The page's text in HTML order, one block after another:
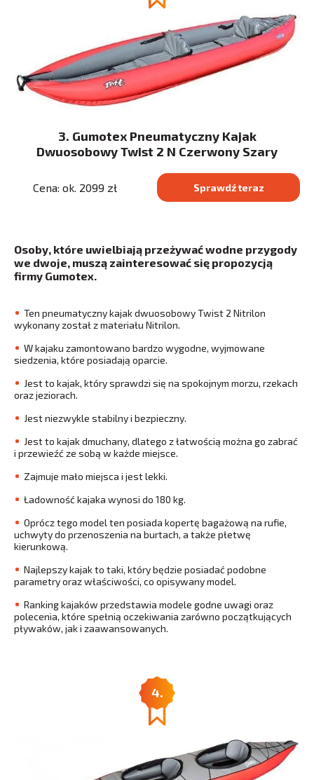
3. Gumotex Pneumatyczny Kajak
Dwuosobowy Twist 2 N Czerwony Szary
Cena: ok. 2099 zł Sprawdź teraz
Osoby, które uwielbiają przeżywać wodne przygody
we dwoje, muszą zainteresować się propozycją
firmy Gumotex.
Ten pneumatyczny kajak dwuosobowy Twist 2 Nitrilon
wykonany został z materiału Nitrilon.
W kajaku zamontowano bardzo wygodne, wyjmowane
siedzenia, które posiadają oparcie.
Jest to kajak, który sprawdzi się na spokojnym morzu, rzekach
oraz jeziorach.
Jest niezwykle stabilny i bezpieczny.
Jest to kajak dmuchany, dlatego z łatwością można go zabrać
i przewieźć ze sobą w każde miejsce.
Zajmuje mało miejsca i jest lekki.
Ładowność kajaka wynosi do 180 kg.
Oprócz tego model ten posiada kopertę bagażową na rufie,
uchwyty do przenoszenia na burtach, a także płetwę
kierunkową.
Najlepszy kajak to taki, który będzie posiadać podobne
parametry oraz właściwości, co opisywany model.
Ranking kajaków przedstawia modele godne uwagi oraz
polecenia, które spełnią oczekiwania zarówno początkujących
pływaków, jak i zaawansowanych.
4.